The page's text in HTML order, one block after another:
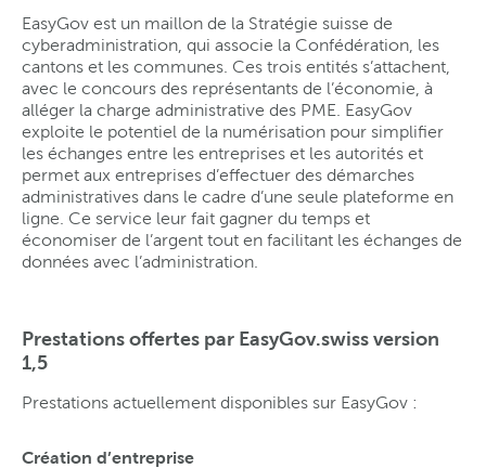
EasyGov est un maillon de la Stratégie suisse de
cyberadministration, qui associe la Confédération, les
cantons et les communes. Ces trois entités s’attachent,
avec le concours des représentants de l’économie, à
alléger la charge administrative des PME. EasyGov
exploite le potentiel de la numérisation pour simplifier
les échanges entre les entreprises et les autorités et
permet aux entreprises d’effectuer des démarches
administratives dans le cadre d’une seule plateforme en
ligne. Ce service leur fait gagner du temps et
économiser de l’argent tout en facilitant les échanges de
données avec l’administration.
Prestations offertes par EasyGov.swiss version
1,5
Prestations actuellement disponibles sur EasyGov :
Création d’entreprise